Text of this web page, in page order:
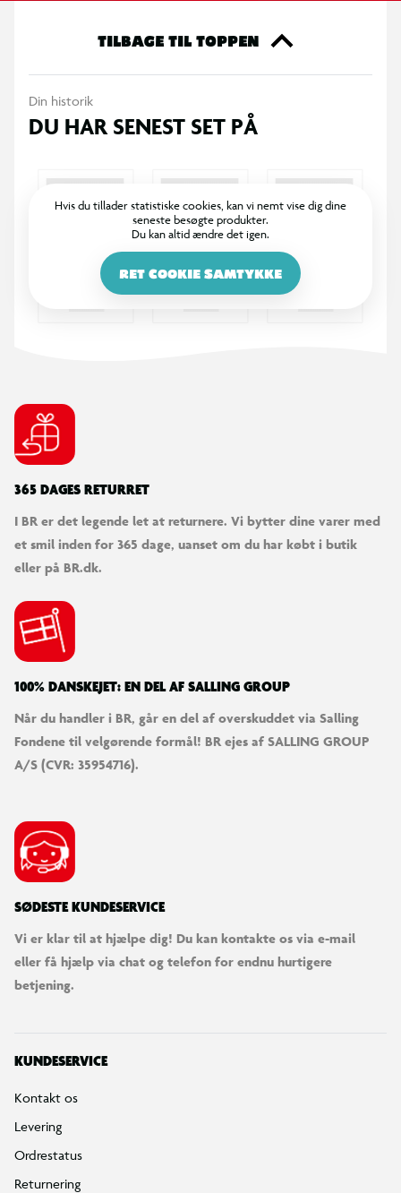
personlige ejendele. Lynlåsen sikrer nem åbning og lukning, og
materialet er slidstærkt til daglig brug.
Specifikationer
Minibag med dekorative 3D-charms
Mulighed for tilkøb af ekstra charms
Motiver som sommerfugle, dyr og hjerter
TILBAGE TIL TOPPEN
Din historik
DU HAR SENEST SET PÅ
Hvis du tillader statistiske cookies, kan vi nemt vise dig dine
seneste besøgte produkter.
Du kan altid ændre det igen.
RET COOKIE SAMTYKKE
365 DAGES RETURRET
I BR er det legende let at returnere. Vi bytter dine varer med
et smil inden for 365 dage, uanset om du har købt i butik
eller på BR.dk.
100% DANSKEJET: EN DEL AF SALLING GROUP
Når du handler i BR, går en del af overskuddet via Salling
Fondene til velgørende formål! BR ejes af SALLING GROUP
A/S (CVR: 35954716).
SØDESTE KUNDESERVICE
Vi er klar til at hjælpe dig! Du kan kontakte os via e-mail
eller få hjælp via chat og telefon for endnu hurtigere
betjening.
KUNDESERVICE
Kontakt os
Levering
Ordrestatus
Returnering